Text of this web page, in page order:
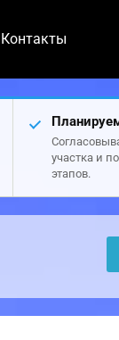
Контакты
участка и
этапов.